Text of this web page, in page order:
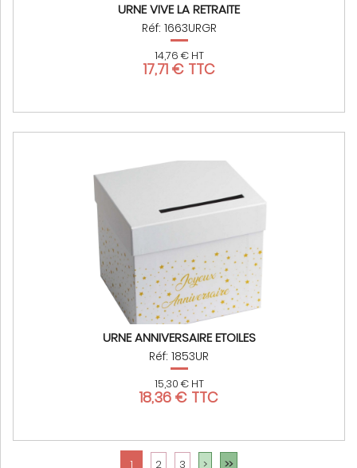
URNE VIVE LA RETRAITE
Réf: 1663URGR
14,76 € HT
17,71 € TTC
URNE ANNIVERSAIRE ETOILES
Réf: 1853UR
15,30 € HT
18,36 € TTC
1 2 3 > >>